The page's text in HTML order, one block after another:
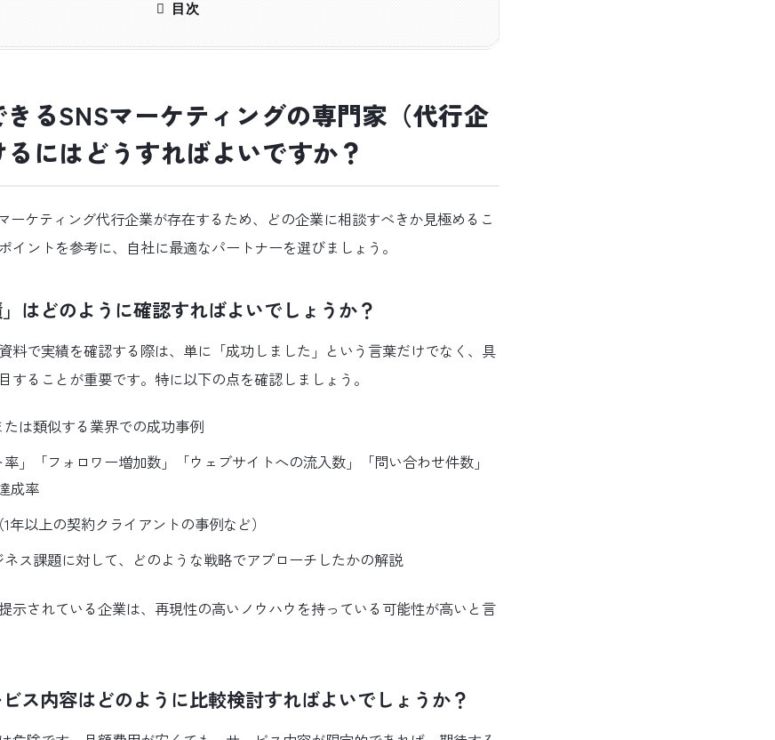
目次
るSNSマーケティングの専門家（代行企
にはどうすればよいですか？
ーケティング代行企業が存在するため、どの企業に相談すべきか見極めるこ
イントを参考に、自社に最適なパートナーを選びましょう。
はどのように確認すればよいでしょうか？
料で実績を確認する際は、単に「成功しました」という言葉だけでなく、具
することが重要です。特に以下の点を確認しましょう。
は類似する業界での成功事例
率」「フォロワー増加数」「ウェブサイトへの流入数」「問い合わせ件数」
成率
年以上の契約クライアントの事例など）
ス課題に対して、どのような戦略でアプローチしたかの解説
示されている企業は、再現性の高いノウハウを持っている可能性が高いと言
ス内容はどのように比較検討すればよいでしょうか？